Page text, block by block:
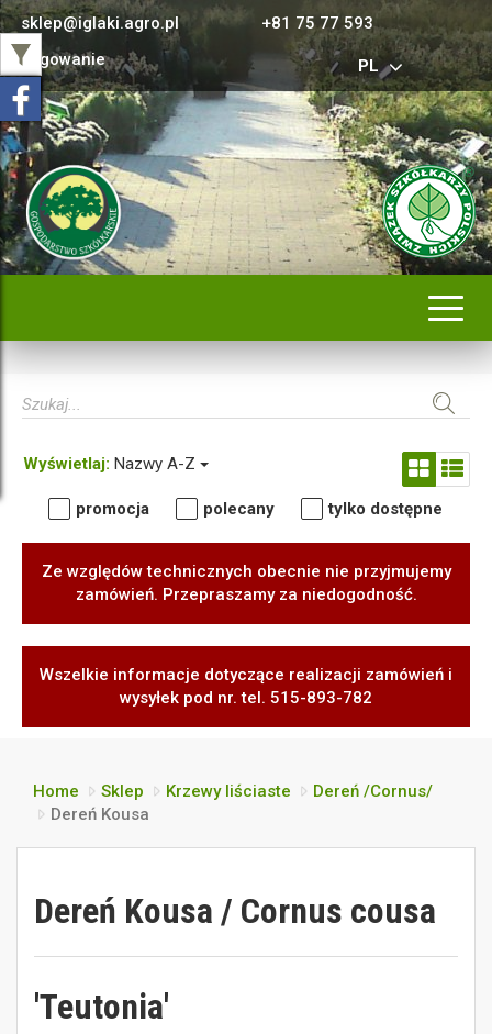
sklep@iglaki.agro.pl
+81 75 77 593
Logowanie
PL
Wyświetlaj: Nazwy A-Z
promocja polecany tylko dostępne
Ze względów technicznych obecnie nie przyjmujemy
zamówień. Przepraszamy za niedogodność.
Wszelkie informacje dotyczące realizacji zamówień i
wysyłek pod nr. tel. 515-893-782
Home Sklep Krzewy liściaste
Dereń /Cornus/
Dereń Kousa
Dereń Kousa / Cornus cousa
'Teutonia'